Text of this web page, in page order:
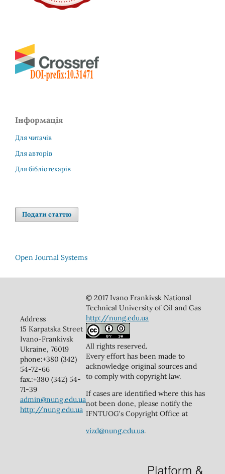
Інформація
Для читачів
Для авторів
Для бібліотекарів
Подати статтю
Open Journal Systems
Address
15 Karpatska Street
Ivano-Frankivsk
Ukraine, 76019
phone:+380 (342)
54-72-66
fax.:+380 (342) 54-
71-39
admin@nung.edu.ua
http://nung.edu.ua
© 2017 Ivano Frankivsk National
Technical University of Oil and Gas
http://nung.edu.ua
All rights reserved.
Every effort has been made to
acknowledge original sources and
to comply with copyright law.
If cases are identified where this has
not been done, please notify the
IFNTUOG's Copyright Office at
vizd@nung.edu.ua.